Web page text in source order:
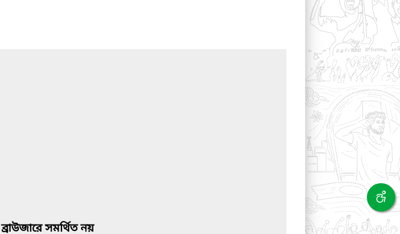
সমর্থিত নয়